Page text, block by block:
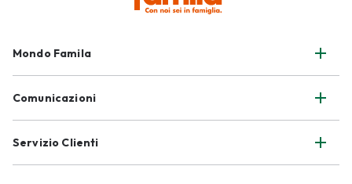
Mondo Famila
Comunicazioni
Servizio Clienti